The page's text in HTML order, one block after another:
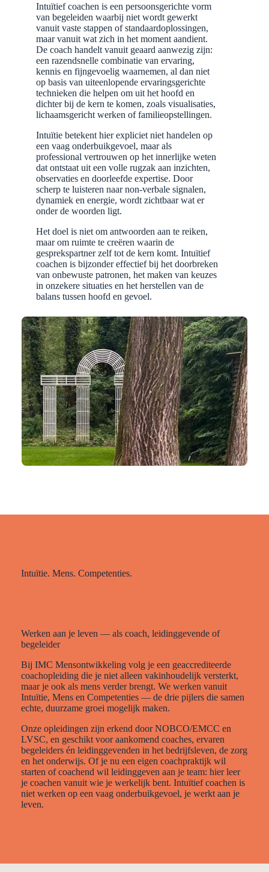
Intuïtief coachen is een persoonsgerichte vorm
van begeleiden waarbij niet wordt gewerkt
vanuit vaste stappen of standaardoplossingen,
maar vanuit wat zich in het moment aandient.
De coach handelt vanuit geaard aanwezig zijn:
een razendsnelle combinatie van ervaring,
kennis en fijngevoelig waarnemen, al dan niet
op basis van uiteenlopende ervaringsgerichte
technieken die helpen om uit het hoofd en
dichter bij de kern te komen, zoals visualisaties,
lichaamsgericht werken of familieopstellingen.
Intuïtie betekent hier expliciet niet handelen op
een vaag onderbuikgevoel, maar als
professional vertrouwen op het innerlijke weten
dat ontstaat uit een volle rugzak aan inzichten,
observaties en doorleefde expertise. Door
scherp te luisteren naar non-verbale signalen,
dynamiek en energie, wordt zichtbaar wat er
onder de woorden ligt.
Het doel is niet om antwoorden aan te reiken,
maar om ruimte te creëren waarin de
gesprekspartner zelf tot de kern komt. Intuïtief
coachen is bijzonder effectief bij het doorbreken
van onbewuste patronen, het maken van keuzes
in onzekere situaties en het herstellen van de
balans tussen hoofd en gevoel.
Intuïtie. Mens. Competenties.
Werken aan je leven — als coach, leidinggevende of
begeleider
Bij IMC Mensontwikkeling volg je een geaccrediteerde
coachopleiding die je niet alleen vakinhoudelijk versterkt,
maar je ook als mens verder brengt. We werken vanuit
Intuïtie, Mens en Competenties — de drie pijlers die samen
echte, duurzame groei mogelijk maken.
Onze opleidingen zijn erkend door NOBCO/EMCC en
LVSC, en geschikt voor aankomend coaches, ervaren
begeleiders én leidinggevenden in het bedrijfsleven, de zorg
en het onderwijs. Of je nu een eigen coachpraktijk wil
starten of coachend wil leidinggeven aan je team: hier leer
je coachen vanuit wie je werkelijk bent. Intuïtief coachen is
niet werken op een vaag onderbuikgevoel, je werkt aan je
leven.